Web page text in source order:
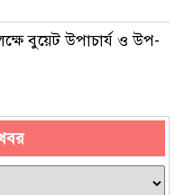
বুয়েট উপাচার্য ও উপ-